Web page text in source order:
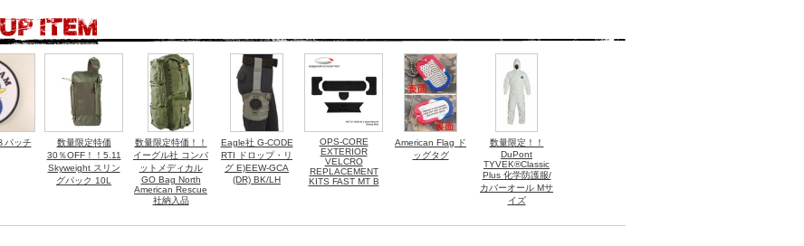
パッチ
数量限定特価
30％OFF！！5.11
Skyweight スリン
グパック 10L
数量限定特価！！
イーグル社 コンバ
ットメディカル
GO Bag North
American Rescue
社納入品
Eagle社 G-CODE
RTI ドロップ・リ
グ E)EEW-GCA
(DR) BK/LH
OPS-CORE
EXTERIOR
VELCRO
REPLACEMENT
KITS FAST MT B
American Flag ド
ッグタグ
数量限定！！
DuPont
TYVEK®Classic
Plus 化学防護服/
カバーオール Mサ
イズ